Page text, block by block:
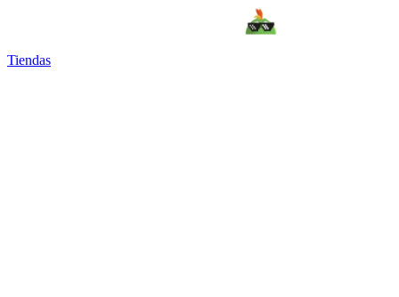
Tiendas